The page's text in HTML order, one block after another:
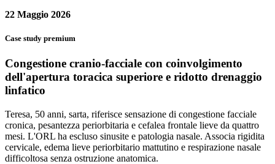
22 Maggio 2026
Case study premium
Congestione cranio-facciale con coinvolgimento
dell'apertura toracica superiore e ridotto drenaggio
linfatico
Teresa, 50 anni, sarta, riferisce sensazione di congestione facciale
cronica, pesantezza periorbitaria e cefalea frontale lieve da quattro
mesi. L'ORL ha escluso sinusite e patologia nasale. Associa rigidita
cervicale, edema lieve periorbitario mattutino e respirazione nasale
difficoltosa senza ostruzione anatomica.